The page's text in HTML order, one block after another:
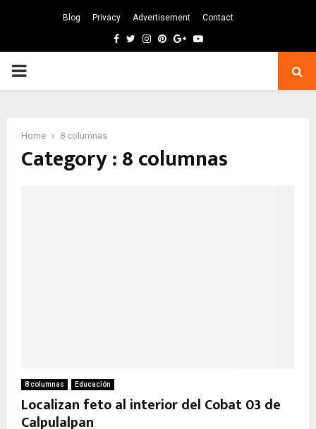
Blog Privacy Advertisement Contact
Facebook
TwitterInstagram
Pinterest
GoogleYoutube
PRIMARY
Home 8 columnas
Category : 8 columnas
8 columnas Educación
Localizan feto al interior del Cobat 03 de
Calpulalpan